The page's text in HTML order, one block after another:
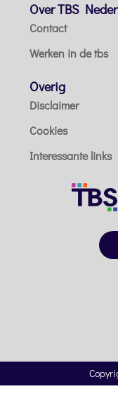
Over TBS
Contact
Werken in de tbs
Overig
Disclaimer
Cookies
Interessante links